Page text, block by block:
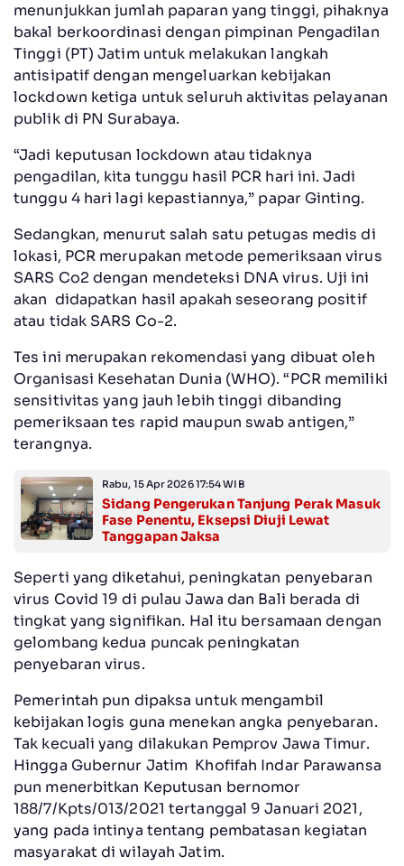
menunjukkan jumlah paparan yang tinggi, pihaknya
bakal berkoordinasi dengan pimpinan Pengadilan
Tinggi (PT) Jatim untuk melakukan langkah
antisipatif dengan mengeluarkan kebijakan
lockdown ketiga untuk seluruh aktivitas pelayanan
publik di PN Surabaya.
“Jadi keputusan lockdown atau tidaknya
pengadilan, kita tunggu hasil PCR hari ini. Jadi
tunggu 4 hari lagi kepastiannya,” papar Ginting.
Sedangkan, menurut salah satu petugas medis di
lokasi, PCR merupakan metode pemeriksaan virus
SARS Co2 dengan mendeteksi DNA virus. Uji ini
akan didapatkan hasil apakah seseorang positif
atau tidak SARS Co-2.
Tes ini merupakan rekomendasi yang dibuat oleh
Organisasi Kesehatan Dunia (WHO). “PCR memiliki
sensitivitas yang jauh lebih tinggi dibanding
pemeriksaan tes rapid maupun swab antigen,”
terangnya.
Rabu, 15 Apr 2026 17:54 WIB
Sidang Pengerukan Tanjung Perak Masuk
Fase Penentu, Eksepsi Diuji Lewat
Tanggapan Jaksa
Seperti yang diketahui, peningkatan penyebaran
virus Covid 19 di pulau Jawa dan Bali berada di
tingkat yang signifikan. Hal itu bersamaan dengan
gelombang kedua puncak peningkatan
penyebaran virus.
Pemerintah pun dipaksa untuk mengambil
kebijakan logis guna menekan angka penyebaran.
Tak kecuali yang dilakukan Pemprov Jawa Timur.
Hingga Gubernur Jatim Khofifah Indar Parawansa
pun menerbitkan Keputusan bernomor
188/7/Kpts/013/2021 tertanggal 9 Januari 2021,
yang pada intinya tentang pembatasan kegiatan
masyarakat di wilayah Jatim.